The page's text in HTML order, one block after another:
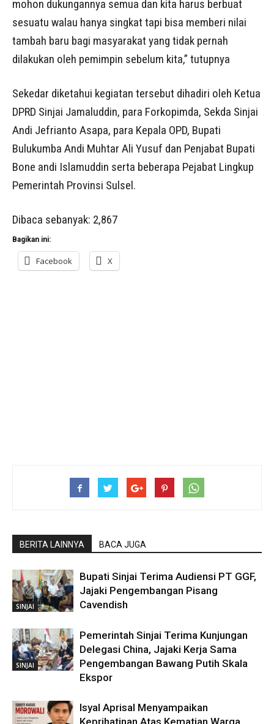
mohon dukungannya semua dan kita harus berbuat
sesuatu walau hanya singkat tapi bisa memberi nilai
tambah baru bagi masyarakat yang tidak pernah
dilakukan oleh pemimpin sebelum kita,” tutupnya
Sekedar diketahui kegiatan tersebut dihadiri oleh Ketua
DPRD Sinjai Jamaluddin, para Forkopimda, Sekda Sinjai
Andi Jefrianto Asapa, para Kepala OPD, Bupati
Bulukumba Andi Muhtar Ali Yusuf dan Penjabat Bupati
Bone andi Islamuddin serta beberapa Pejabat Lingkup
Pemerintah Provinsi Sulsel.
Dibaca sebanyak: 2,867
Bagikan ini:
Facebook X
BERITA LAINNYA BACA JUGA
SINJAI
Bupati Sinjai Terima Audiensi PT GGF,
Jajaki Pengembangan Pisang
Cavendish
SINJAI
Pemerintah Sinjai Terima Kunjungan
Delegasi China, Jajaki Kerja Sama
Pengembangan Bawang Putih Skala
Ekspor
Isyal Aprisal Menyampaikan
Keprihatinan Atas Kematian Warga